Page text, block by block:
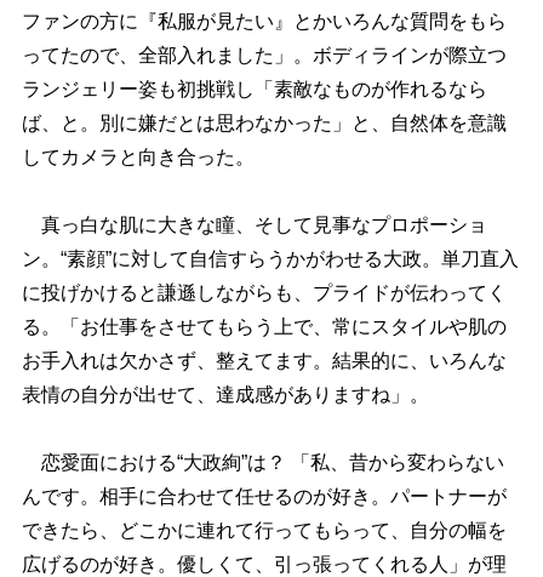
ファンの方に『私服が見たい』とかいろんな質問をもら
ってたので、全部入れました」。ボディラインが際立つ
ランジェリー姿も初挑戦し「素敵なものが作れるなら
ば、と。別に嫌だとは思わなかった」と、自然体を意識
してカメラと向き合った。
真っ白な肌に大きな瞳、そして見事なプロポーショ
ン。“素顔”に対して自信すらうかがわせる大政。単刀直入
に投げかけると謙遜しながらも、プライドが伝わってく
る。「お仕事をさせてもらう上で、常にスタイルや肌の
お手入れは欠かさず、整えてます。結果的に、いろんな
表情の自分が出せて、達成感がありますね」。
恋愛面における“大政絢”は？ 「私、昔から変わらない
んです。相手に合わせて任せるのが好き。パートナーが
できたら、どこかに連れて行ってもらって、自分の幅を
広げるのが好き。優しくて、引っ張ってくれる人」が理